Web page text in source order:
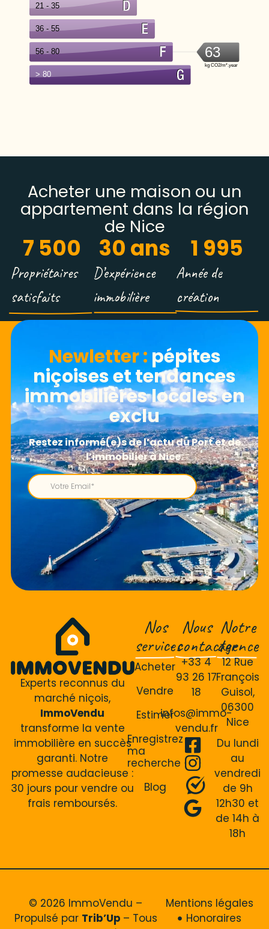
Acheter une maison ou un
appartement dans la région
de Nice
Propriétaires
satisfaits
7 500
D’expérience
immobilière
30 ans
Année de
création
1 995
Newletter​ : pépites
niçoises et tendances
immobilières locales en
exclu
Experts reconnus du
marché niçois,
ImmoVendu
transforme la vente
immobilière en succès
garanti. Notre
promesse audacieuse :
30 jours pour vendre ou
frais remboursés.
Nos
services
Acheter
Vendre
Estimer
Enregistrez
ma
recherche
Blog
Nous
contacter
+33 4
93 26 17
18
infos@immo-
vendu.fr
Notre
agence
12 Rue
François
Guisol,
06300
Nice
Du lundi
au
vendredi
de 9h
12h30 et
de 14h à
18h
© 2026 ImmoVendu –
Propulsé par Trib’Up – Tous
Mentions légales
Honoraires